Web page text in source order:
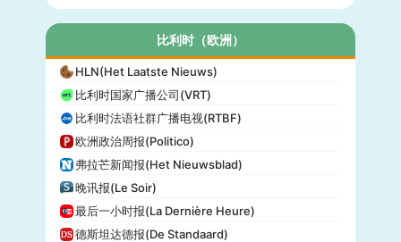
比利时（欧洲）
HLN(Het Laatste Nieuws)
比利时国家广播公司(VRT)
比利时法语社群广播电视(RTBF)
欧洲政治周报(Politico)
弗拉芒新闻报(Het Nieuwsblad)
晚讯报(Le Soir)
最后一小时报(La Dernière Heure)
德斯坦达德报(De Standaard)